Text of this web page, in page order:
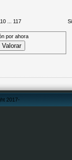
117
por ahora
2017-